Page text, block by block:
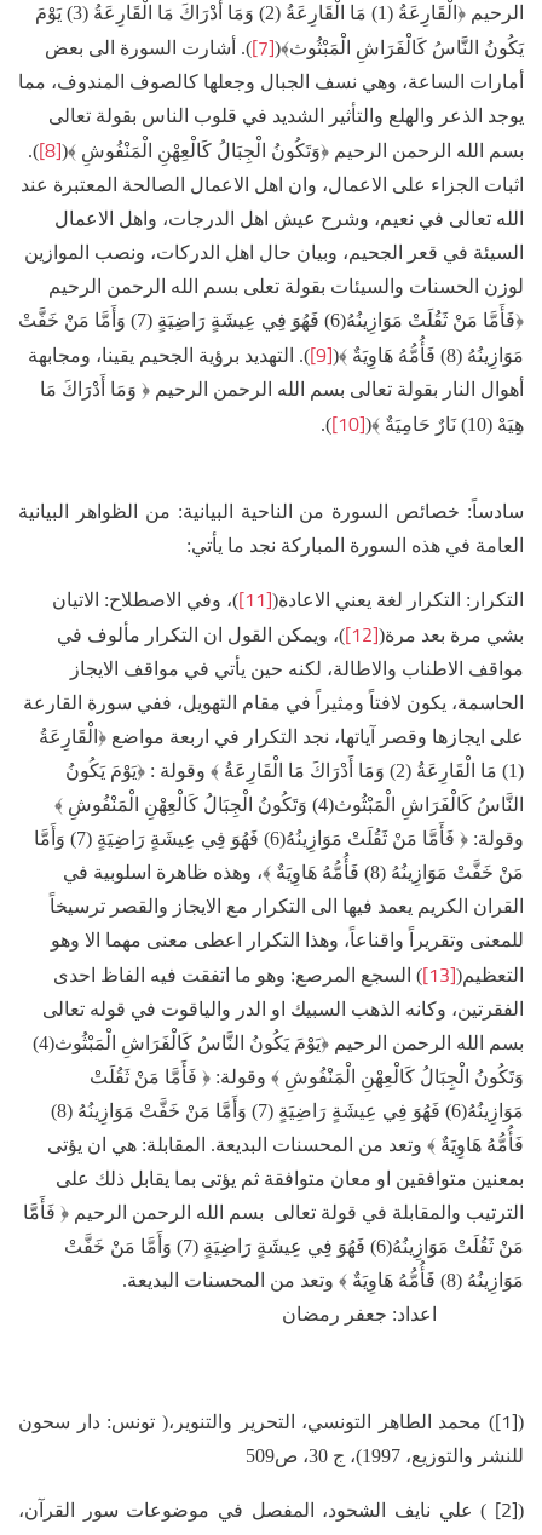
الرحيم ﴿الْقَارِعَةُ (1) مَا الْقَارِعَةُ (2) وَمَا أَدْرَاكَ مَا الْقَارِعَةُ (3) يَوْمَ
يَكُونُ النَّاسُ كَالْفَرَاشِ الْمَبْثُوث﴾([7]). أشارت السورة الى بعض
أمارات الساعة، وهي نسف الجبال وجعلها كالصوف المندوف، مما
يوجد الذعر والهلع والتأثير الشديد في قلوب الناس بقولة تعالى
بسم الله الرحمن الرحيم ﴿وَتَكُونُ الْجِبَالُ كَالْعِهْنِ الْمَنْفُوشِ ﴾([8]
).
اثبات الجزاء على الاعمال، وان اهل الاعمال الصالحة المعتبرة عند
الله تعالى في نعيم، وشرح عيش اهل الدرجات، واهل الاعمال
السيئة في قعر الجحيم، وبيان حال اهل الدركات، ونصب الموازين
لوزن الحسنات والسيئات بقولة تعلى بسم الله الرحمن الرحيم
﴿فَأَمَّا مَنْ ثَقُلَتْ مَوَازِينُهُ(6) فَهُوَ فِي عِيشَةٍ رَاضِيَةٍ (7) وَأَمَّا مَنْ خَفَّتْ
مَوَازِينُهُ (8) فَأُمُّهُ هَاوِيَةٌ ﴾(
[9]). التهديد برؤية الجحيم يقينا، ومجابهة
أهوال النار بقولة تعالى بسم الله الرحمن الرحيم ﴿ وَمَا أَدْرَاكَ مَا
هِيَهْ (10) نَارٌ حَامِيَةٌ ﴾(
[10]
).
سادساً: خصائص السورة من الناحية البيانية: من الظواهر البيانية
العامة في هذه السورة المباركة نجد ما يأتي:
التكرار: التكرار لغة يعني الاعادة([11])، وفي الاصطلاح: الاتيان
بشي مرة بعد مرة([12])، ويمكن القول ان التكرار مألوف في
مواقف الاطناب والاطالة، لكنه حين يأتي في مواقف الايجاز
الحاسمة، يكون لافتاً ومثيراً في مقام التهويل، ففي سورة القارعة
على ايجازها وقصر آياتها، نجد التكرار في اربعة مواضع ﴿الْقَارِعَةُ
(1) مَا الْقَارِعَةُ (2) وَمَا أَدْرَاكَ مَا الْقَارِعَةُ ﴾ وقولة : ﴿يَوْمَ يَكُونُ
النَّاسُ كَالْفَرَاشِ الْمَبْثُوث(4) وَتَكُونُ الْجِبَالُ كَالْعِهْنِ الْمَنْفُوشِ ﴾
وقولة: ﴿ فَأَمَّا مَنْ ثَقُلَتْ مَوَازِينُهُ(6) فَهُوَ فِي عِيشَةٍ رَاضِيَةٍ (7) وَأَمَّا
مَنْ خَفَّتْ مَوَازِينُهُ (8) فَأُمُّهُ هَاوِيَةٌ ﴾، وهذه ظاهرة اسلوبية في
القران الكريم يعمد فيها الى التكرار مع الايجاز والقصر ترسيخاً
للمعنى وتقريراً واقناعاً، وهذا التكرار اعطى معنى مهما الا وهو
التعظيم([13]) السجع المرصع: وهو ما اتفقت فيه الفاظ احدى
الفقرتين، وكانه الذهب السبيك او الدر والياقوت في قوله تعالى
بسم الله الرحمن الرحيم ﴿يَوْمَ يَكُونُ النَّاسُ كَالْفَرَاشِ الْمَبْثُوث(4)
وَتَكُونُ الْجِبَالُ كَالْعِهْنِ الْمَنْفُوشِ ﴾ وقولة: ﴿ فَأَمَّا مَنْ ثَقُلَتْ
مَوَازِينُهُ(6) فَهُوَ فِي عِيشَةٍ رَاضِيَةٍ (7) وَأَمَّا مَنْ خَفَّتْ مَوَازِينُهُ (8)
فَأُمُّهُ هَاوِيَةٌ ﴾ وتعد من المحسنات البديعة. المقابلة: هي ان يؤتى
بمعنين متوافقين او معان متوافقة ثم يؤتى بما يقابل ذلك على
الترتيب والمقابلة في قولة تعالى بسم الله الرحمن الرحيم ﴿ فَأَمَّا
مَنْ ثَقُلَتْ مَوَازِينُهُ(6) فَهُوَ فِي عِيشَةٍ رَاضِيَةٍ (7) وَأَمَّا مَنْ خَفَّتْ
مَوَازِينُهُ (8) فَأُمُّهُ هَاوِيَةٌ ﴾ وتعد من المحسنات البديعة.
اعداد: جعفر رمضان
(
[1]) محمد الطاهر التونسي، التحرير والتنوير،( تونس: دار سحون
للنشر والتوزيع، 1997)، ج 30، ص509
(
[2] ) علي نايف الشحود، المفصل في موضوعات سور القرآن،